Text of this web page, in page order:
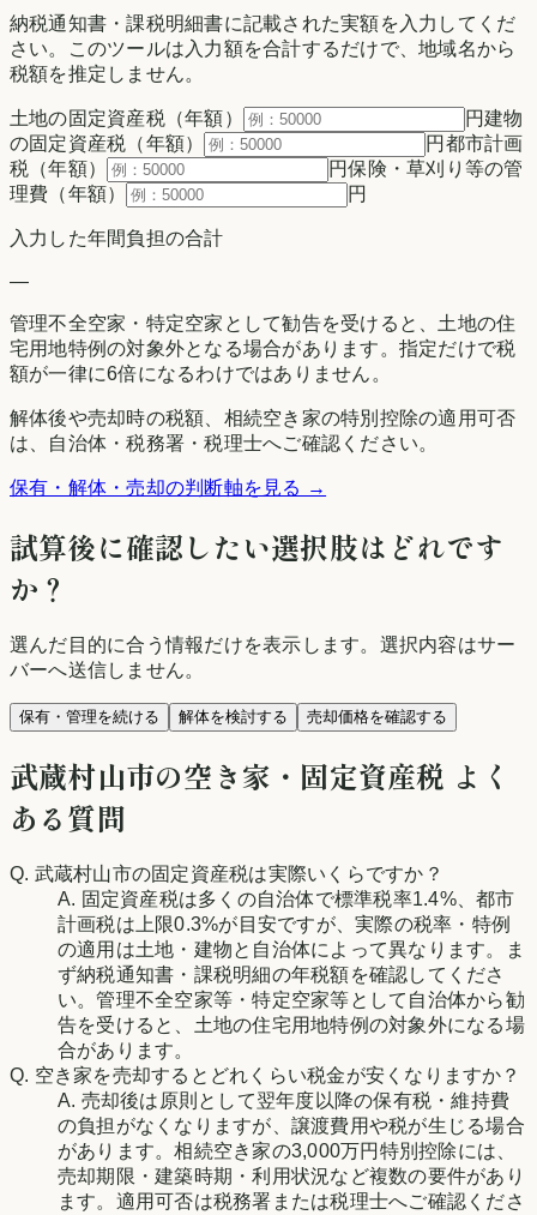
納税通知書・課税明細書に記載された実額を入力してくだ
さい。このツールは入力額を合計するだけで、地域名から
税額を推定しません。
土地の固定資産税（年額） 円建物
の固定資産税（年額）
円 都市計画
税（年額）
円保険・草刈り等の管
理費（年額）
円
入力した年間負担の合計
—
管理不全空家・特定空家として勧告を受けると、土地の住
宅用地特例の対象外となる場合があります。指定だけで税
額が一律に6倍になるわけではありません。
解体後や売却時の税額、相続空き家の特別控除の適用可否
は、自治体・税務署・税理士へご確認ください。
保有・解体・売却の判断軸を見る →
試算後に確認したい選択肢はどれです
か？
選んだ目的に合う情報だけを表示します。選択内容はサー
バーへ送信しません。
保有・管理を続ける 解体を検討する 売却価格を確認する
武蔵村山市の空き家・固定資産税 よく
ある質問
Q. 武蔵村山市の固定資産税は実際いくらですか？
A. 固定資産税は多くの自治体で標準税率1.4%、都市
計画税は上限0.3%が目安ですが、実際の税率・特例
の適用は土地・建物と自治体によって異なります。ま
ず納税通知書・課税明細の年税額を確認してくださ
い。管理不全空家等・特定空家等として自治体から勧
告を受けると、土地の住宅用地特例の対象外になる場
合があります。
Q. 空き家を売却するとどれくらい税金が安くなりますか？
A. 売却後は原則として翌年度以降の保有税・維持費
の負担がなくなりますが、譲渡費用や税が生じる場合
があります。相続空き家の3,000万円特別控除には、
売却期限・建築時期・利用状況など複数の要件があり
ます。適用可否は税務署または税理士へご確認くださ